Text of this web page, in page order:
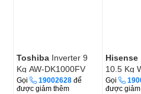
Toshiba Inverter 9
Kg AW-DK1000FV
(KK)
Gọi 19002628 để
được giảm thêm
Hisense
10.5 Kg
Gọi
được